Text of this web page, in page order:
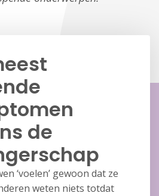
de
‘voelen’ gewoon dat ze
weten niets totdat